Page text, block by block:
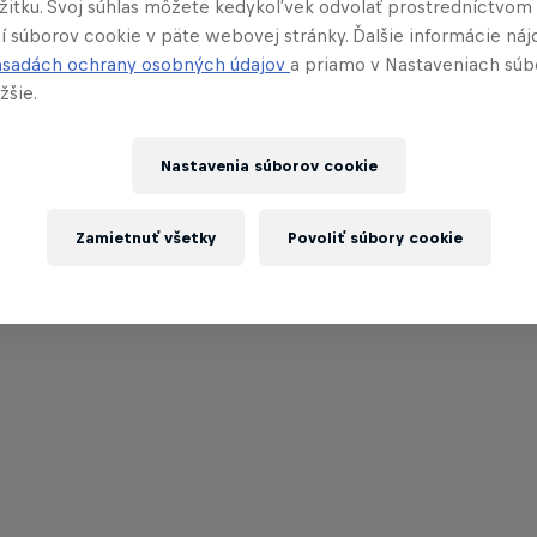
Svoj súhlas môžete kedykoľvek odvolať prostredníctvom
súborov cookie v päte webovej stránky. Ďalšie informácie
ochrany osobných údajov a priamo v Nastaveniach
Nastavenia súborov cookie
Zamietnuť všetky Povoliť súbory cookie